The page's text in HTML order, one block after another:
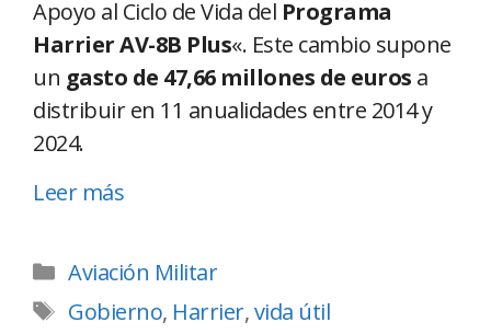
Apoyo al Ciclo de Vida del Programa
Harrier AV-8B Plus«. Este cambio supone
un gasto de 47,66 millones de euros a
distribuir en 11 anualidades entre 2014 y
2024.
Leer más
Aviación Militar
Gobierno, Harrier,vida útil